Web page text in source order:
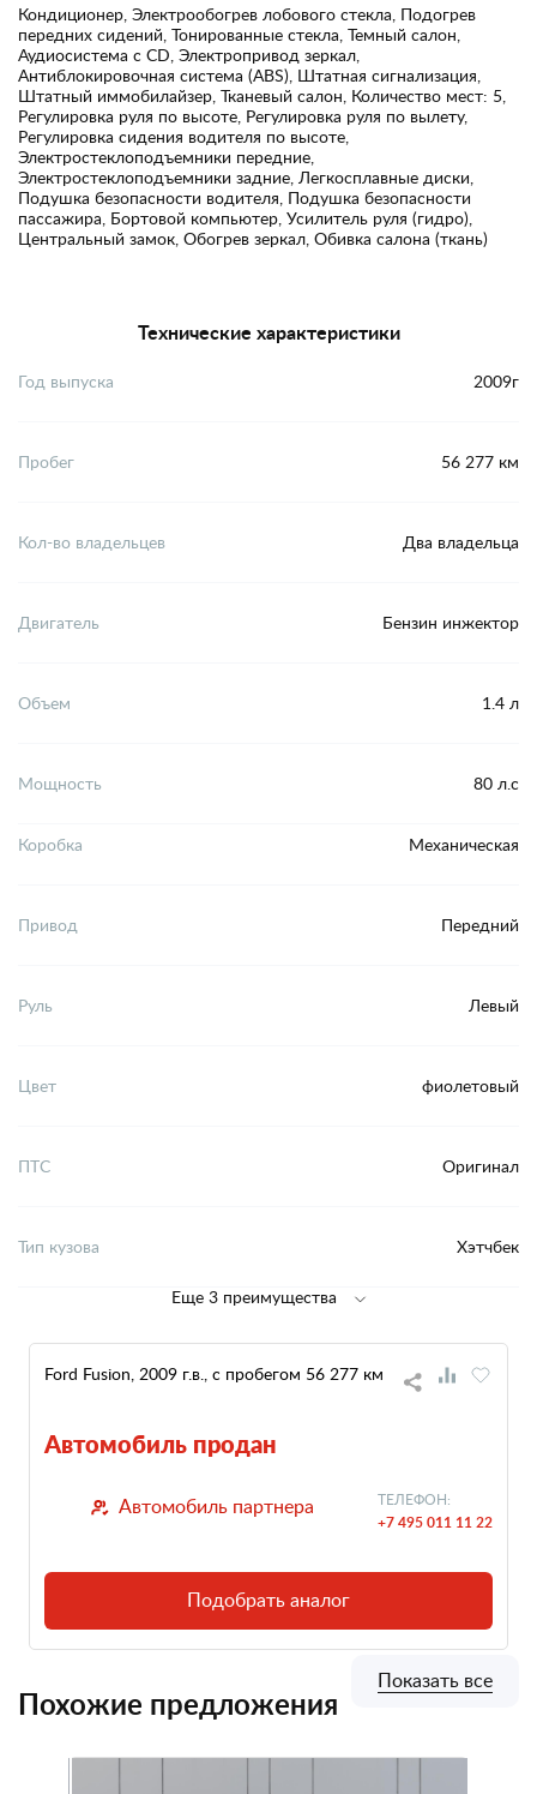
Кондиционер, Электрообогрев лобового стекла, Подогрев
передних сидений, Тонированные стекла, Темный салон,
Аудиосистема с CD, Электропривод зеркал,
Антиблокировочная система (ABS), Штатная сигнализация,
Штатный иммобилайзер, Тканевый салон, Количество мест: 5,
Регулировка руля по высоте, Регулировка руля по вылету,
Регулировка сидения водителя по высоте,
Электростеклоподъемники передние,
Электростеклоподъемники задние, Легкосплавные диски,
Подушка безопасности водителя, Подушка безопасности
пассажира, Бортовой компьютер, Усилитель руля (гидро),
Центральный замок, Обогрев зеркал, Обивка салона (ткань)
Технические характеристики
Год выпуска 2009г
Пробег 56 277 км
Кол-во владельцев Два владельца
Двигатель Бензин инжектор
Объем 1.4 л
Мощность 80 л.с
Коробка Механическая
Привод Передний
Руль Левый
Цвет фиолетовый
ПТС Оригинал
Тип кузова Хэтчбек
Еще 3 преимущества
Ford Fusion, 2009 г.в., с пробегом 56 277 км
Автомобиль продан
Автомобиль партнера ТЕЛЕФОН:
+7 495 011 11 22
Подобрать аналог
Похожие предложения
Показать все